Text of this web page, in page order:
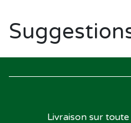
Livraison sur